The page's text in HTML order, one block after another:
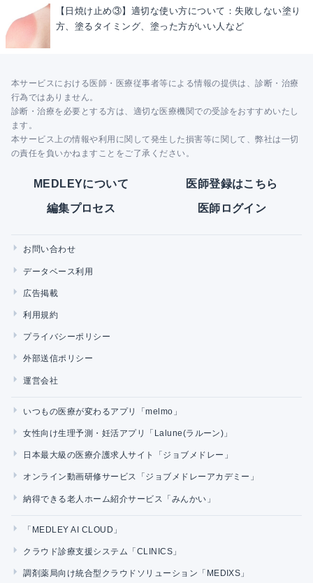
【日焼け止め③】適切な使い方について：失敗しない塗り
方、塗るタイミング、塗った方がいい人など
本サービスにおける医師・医療従事者等による情報の提供は、診断・治療
行為ではありません。
診断・治療を必要とする方は、適切な医療機関での受診をおすすめいたし
ます。
本サービス上の情報や利用に関して発生した損害等に関して、弊社は一切
の責任を負いかねますことをご了承ください。
MEDLEYについて 医師登録はこちら
編集プロセス 医師ログイン
お問い合わせ
データベース利用
広告掲載
利用規約
プライバシーポリシー
外部送信ポリシー
運営会社
いつもの医療が変わるアプリ「melmo」
女性向け生理予測・妊活アプリ「Lalune(ラルーン)」
日本最大級の医療介護求人サイト「ジョブメドレー」
オンライン動画研修サービス「ジョブメドレーアカデミー」
納得できる老人ホーム紹介サービス「みんかい」
「MEDLEY AI CLOUD」
クラウド診療支援システム「CLINICS」
調剤薬局向け統合型クラウドソリューション「MEDIXS」